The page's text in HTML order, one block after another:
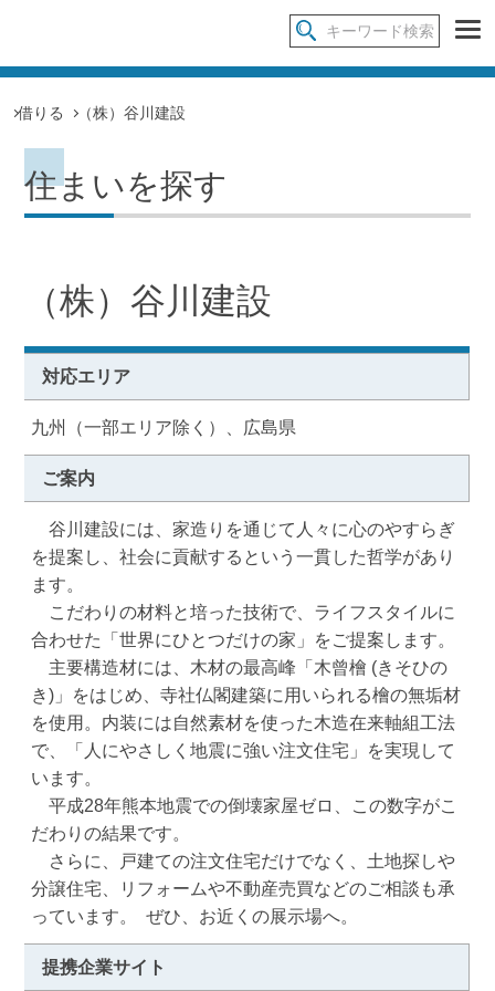
借りる （株）谷川建設
住まいを探す
（株）谷川建設
対応エリア
九州（一部エリア除く）、広島県
ご案内
谷川建設には、家造りを通じて人々に心のやすらぎ
を提案し、社会に貢献するという一貫した哲学があり
ます。
こだわりの材料と培った技術で、ライフスタイルに
合わせた「世界にひとつだけの家」をご提案します。
主要構造材には、木材の最高峰「木曾檜 (きそひの
き)」をはじめ、寺社仏閣建築に用いられる檜の無垢材
を使用。内装には自然素材を使った木造在来軸組工法
で、「人にやさしく地震に強い注文住宅」を実現して
います。
平成28年熊本地震での倒壊家屋ゼロ、この数字がこ
だわりの結果です。
さらに、戸建ての注文住宅だけでなく、土地探しや
分譲住宅、リフォームや不動産売買などのご相談も承
っています。  ぜひ、お近くの展示場へ。
提携企業サイト